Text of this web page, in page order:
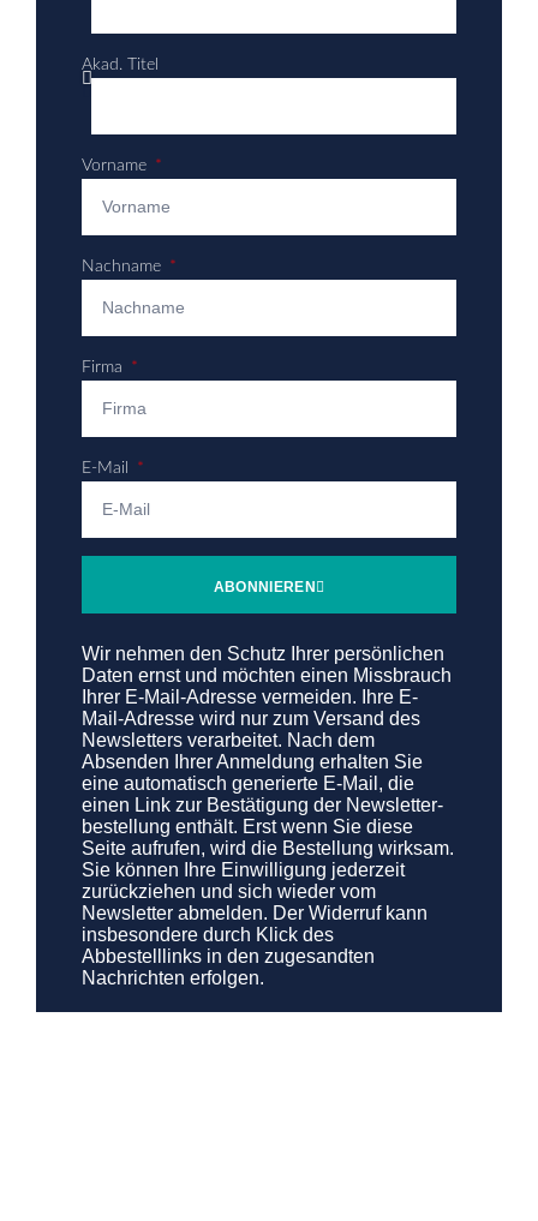
Akad. Titel
Vorname
Nachname
Firma
E-Mail
ABONNIEREN
Wir nehmen den Schutz Ihrer persönlichen
Daten ernst und möchten einen Missbrauch
Ihrer E-Mail-Adresse vermeiden. Ihre E-
Mail-Adresse wird nur zum Versand des
Newsletters verarbeitet. Nach dem
Absenden Ihrer Anmeldung erhalten Sie
eine automatisch generierte E-Mail, die
einen Link zur Bestätigung der Newsletter­
bestellung enthält. Erst wenn Sie diese
Seite aufrufen, wird die Bestellung wirksam.
Sie können Ihre Ein­willi­gung jederzeit
zurückziehen und sich wieder vom
Newsletter abmelden. Der Widerruf kann
insbesondere durch Klick des
Abbestelllinks in den zugesandten
Nachrichten erfolgen.